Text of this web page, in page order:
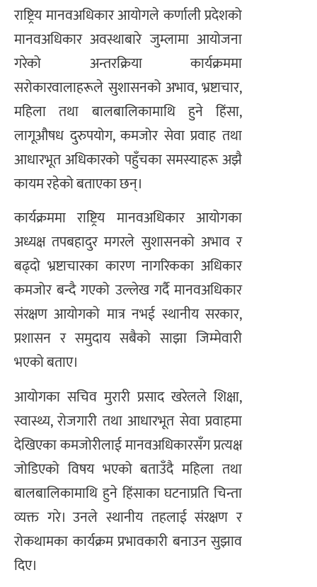
राष्ट्रिय मानवअधिकार आयोगले कर्णाली प्रदेशको
मानवअधिकार अवस्थाबारे जुम्लामा आयोजना
गरेको अन्तरक्रिया कार्यक्रममा
सरोकारवालाहरूले सुशासनको अभाव, भ्रष्टाचार,
महिला तथा बालबालिकामाथि हुने हिंसा,
लागूऔषध दुरुपयोग, कमजोर सेवा प्रवाह तथा
आधारभूत अधिकारको पहुँचका समस्याहरू अझै
कायम रहेको बताएका छन्।
कार्यक्रममा राष्ट्रिय मानवअधिकार आयोगका
अध्यक्ष तपबहादुर मगरले सुशासनको अभाव र
बढ्दो भ्रष्टाचारका कारण नागरिकका अधिकार
कमजोर बन्दै गएको उल्लेख गर्दै मानवअधिकार
संरक्षण आयोगको मात्र नभई स्थानीय सरकार,
प्रशासन र समुदाय सबैको साझा जिम्मेवारी
भएको बताए।
आयोगका सचिव मुरारी प्रसाद खरेलले शिक्षा,
स्वास्थ्य, रोजगारी तथा आधारभूत सेवा प्रवाहमा
देखिएका कमजोरीलाई मानवअधिकारसँग प्रत्यक्ष
जोडिएको विषय भएको बताउँदै महिला तथा
बालबालिकामाथि हुने हिंसाका घटनाप्रति चिन्ता
व्यक्त गरे। उनले स्थानीय तहलाई संरक्षण र
रोकथामका कार्यक्रम प्रभावकारी बनाउन सुझाव
दिए।